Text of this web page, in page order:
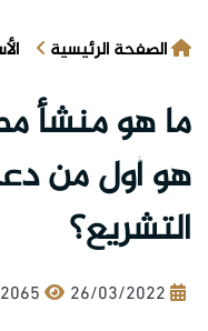
الصفحة الرئيسية
ما هو منشأ
هو أول من
التشريع؟
26/03/2022 2065 مشاهدة